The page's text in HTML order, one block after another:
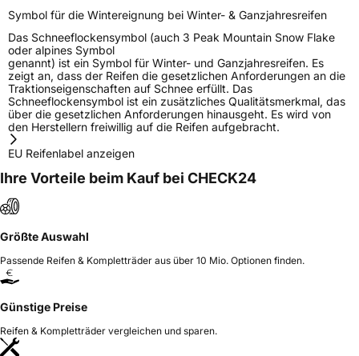
Symbol für die Wintereignung bei Winter- & Ganzjahresreifen
Das Schneeflockensymbol (auch 3 Peak Mountain Snow Flake
oder alpines Symbol
genannt) ist ein Symbol für Winter- und Ganzjahresreifen. Es
zeigt an, dass der Reifen die gesetzlichen Anforderungen an die
Traktionseigenschaften auf Schnee erfüllt. Das
Schneeflockensymbol ist ein zusätzliches Qualitätsmerkmal, das
über die gesetzlichen Anforderungen hinausgeht. Es wird von
den Herstellern freiwillig auf die Reifen aufgebracht.
EU Reifenlabel anzeigen
Ihre Vorteile beim Kauf bei CHECK24
Größte Auswahl
Passende Reifen & Kompletträder aus über 10 Mio. Optionen finden.
Günstige Preise
Reifen & Kompletträder vergleichen und sparen.